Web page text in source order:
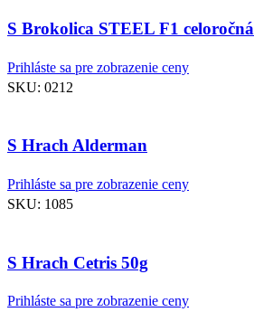
S Brokolica STEEL F1 celoročná
Prihláste sa pre zobrazenie ceny
SKU: 0212
S Hrach Alderman
Prihláste sa pre zobrazenie ceny
SKU: 1085
S Hrach Cetris 50g
Prihláste sa pre zobrazenie ceny